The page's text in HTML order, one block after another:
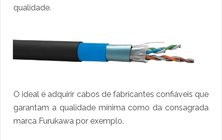
qualidade.
O ideal é adquirir cabos de fabricantes confiáveis que
garantam a qualidade mínima como da consagrada
marca Furukawa por exemplo.